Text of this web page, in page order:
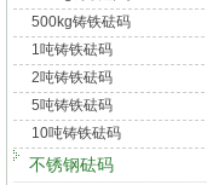
500kg铸铁砝码
1吨铸铁砝码
2吨铸铁砝码
5吨铸铁砝码
10吨铸铁砝码
不锈钢砝码